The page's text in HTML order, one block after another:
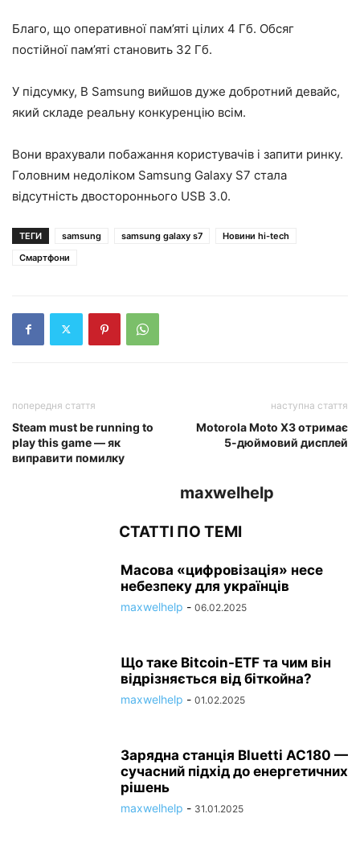
Благо, що оперативної пам’яті цілих 4 Гб. Обсяг
постійної пам’яті становить 32 Гб.
У підсумку, В Samsung вийшов дуже добротний девайс,
який складе реальну конкуренцію всім.
Вони врахували побажання користувачів і запити ринку.
Головним недоліком Samsung Galaxy S7 стала
відсутність двостороннього USB 3.0.
ТЕГИ samsung samsung galaxy s7
Новини hi-tech
Смартфони
попередня стаття
Steam must be running to
play this game — як
виправити помилку
наступна стаття
Motorola Moto X3 отримає
5-дюймовий дисплей
maxwelhelp
СТАТТІ ПО ТЕМІ
Масова «цифровізація» несе
небезпеку для українців
maxwelhelp - 06.02.2025
Що таке Bitcoin-ETF та чим він
відрізняється від біткойна?
maxwelhelp - 01.02.2025
Зарядна станція Bluetti AC180 —
сучасний підхід до енергетичних
рішень
maxwelhelp - 31.01.2025